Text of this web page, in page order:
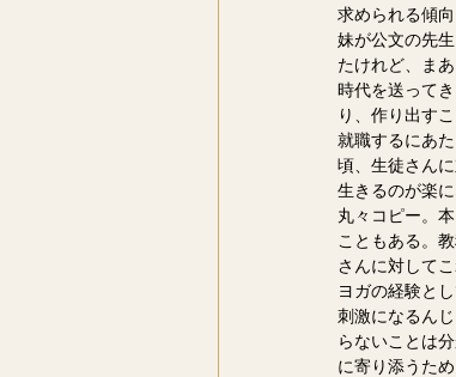
求められる傾
妹が公文の先
たけれど、ま
時代を送って
り、作り出す
就職するにあ
頃、生徒さん
生きるのが楽
丸々コピー。
こともある。
さんに対して
ヨガの経験と
刺激になるん
らないことは
に寄り添うた